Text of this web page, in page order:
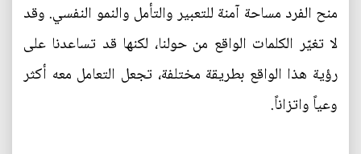
منح الفرد مساحة آمنة للتعبير والتأمل والنمو النفسي. وقد
لا تغيّر الكلمات الواقع من حولنا، لكنها قد تساعدنا على
رؤية هذا الواقع بطريقة مختلفة، تجعل التعامل معه أكثر
وعياً واتزاناً.